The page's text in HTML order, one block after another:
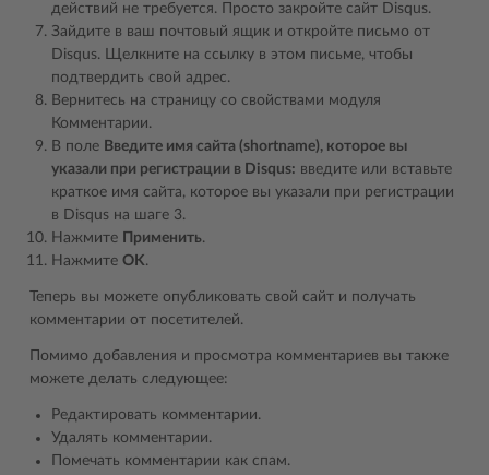
действий не требуется. Просто закройте сайт Disqus.
Зайдите в ваш почтовый ящик и откройте письмо от
Disqus. Щелкните на ссылку в этом письме, чтобы
подтвердить свой адрес.
Вернитесь на страницу со свойствами модуля
Комментарии.
В поле Введите имя сайта (shortname), которое вы
указали при регистрации в Disqus: введите или вставьте
краткое имя сайта, которое вы указали при регистрации
в Disqus на шаге 3.
Нажмите
Применить.
Нажмите OK.
Теперь вы можете опубликовать свой сайт и получать
комментарии от посетителей.
Помимо добавления и просмотра комментариев вы также
можете делать следующее:
Редактировать комментарии.
Удалять комментарии.
Помечать комментарии как спам.